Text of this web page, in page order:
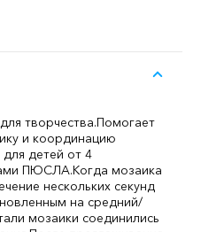
творчества.Помогает
и координацию
детей от 4
ПЮСЛА.Когда мозаика
нескольких секунд
на средний/
мозаики соединились